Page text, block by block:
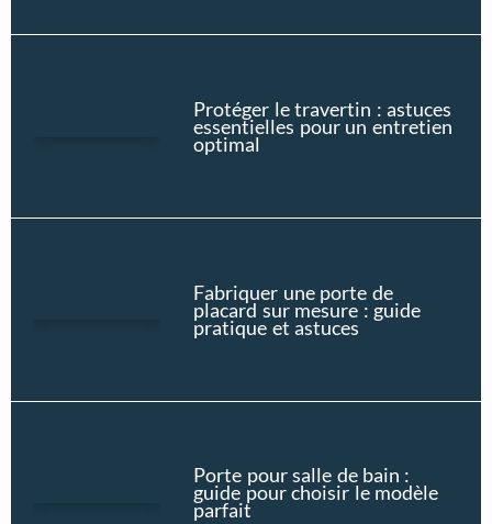
Protéger le travertin : astuces
essentielles pour un entretien
optimal
Fabriquer une porte de
placard sur mesure : guide
pratique et astuces
Porte pour salle de bain :
guide pour choisir le modèle
parfait